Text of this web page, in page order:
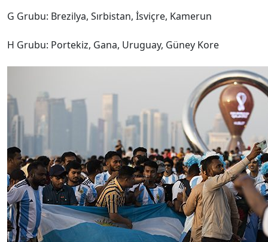
G Grubu: Brezilya, Sırbistan, İsviçre, Kamerun
H Grubu: Portekiz, Gana, Uruguay, Güney Kore